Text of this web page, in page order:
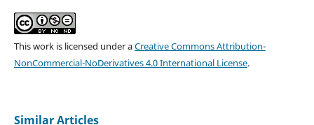
This work is licensed under aCreative Commons Attribution-
NonCommercial-NoDerivatives 4.0 International License.
Similar Articles